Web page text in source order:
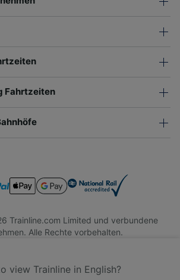
Fahrtzeiten
Trainline.com Limited und verbundene
Alle Rechte vorbehalten.
Registrierte Adresse: 1 Stonecutter
United Kingdom. USt-IdNr.: 791 7261
view Trainline in English?